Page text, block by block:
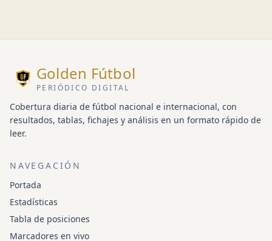
Golden Fútbol
PERIÓDICO DIGITAL
Cobertura diaria de fútbol nacional e internacional, con
resultados, tablas, fichajes y análisis en un formato rápido de
leer.
NAVEGACIÓN
Portada
Estadísticas
Tabla de posiciones
Marcadores en vivo